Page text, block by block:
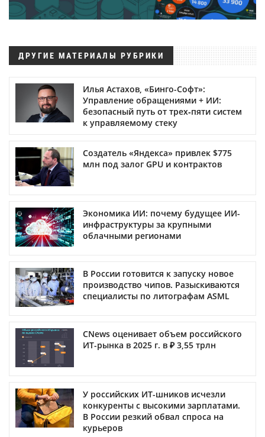
ДРУГИЕ МАТЕРИАЛЫ РУБРИКИ
Илья Астахов, «Бинго-Софт»:
Управление обращениями + ИИ:
безопасный путь от трех‑пяти систем
к управляемому стеку
Создатель «Яндекса» привлек $775
млн под залог GPU и контрактов
Экономика ИИ: почему будущее ИИ-
инфраструктуры за крупными
облачными регионами
В России готовится к запуску новое
производство чипов. Разыскиваются
специалисты по литографам ASML
CNews оценивает объем российского
ИТ-рынка в 2025 г. в ₽ 3,55 трлн
У российских ИТ-шников исчезли
конкуренты с высокими зарплатами.
В России резкий обвал спроса на
курьеров